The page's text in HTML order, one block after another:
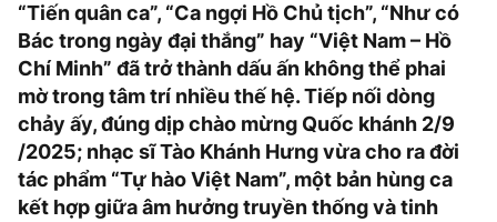
“Tiến quân ca”, “Ca ngợi Hồ Chủ tịch”, “Như có
Bác trong ngày đại thắng” hay “Việt Nam – Hồ
Chí Minh” đã trở thành dấu ấn không thể phai
mờ trong tâm trí nhiều thế hệ. Tiếp nối dòng
chảy ấy, đúng dịp chào mừng Quốc khánh 2/9
/2025; nhạc sĩ Tào Khánh Hưng vừa cho ra đời
tác phẩm “Tự hào Việt Nam”, một bản hùng ca
kết hợp giữa âm hưởng truyền thống và tinh